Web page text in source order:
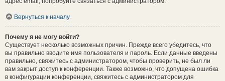
Вернуться к началу
Почему я не могу войти?
Существует несколько возможных причин. Прежде всего убедитесь, что
вы правильно вводите имя пользователя и пароль. Если данные введены
правильно, свяжитесь с администратором, чтобы проверить, не был ли
вам закрыт доступ к конференции. Также возможно, что допущена ошибка
в конфигурации конференции, свяжитесь с администратором для